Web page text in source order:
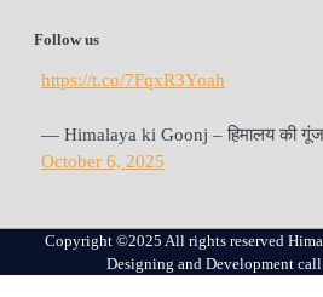
Follow us
https://t.co/7FqxR3Yoah
— Himalaya ki Goonj – हिमालय की
October 6, 2025
Copyright ©2025 All rights reserved
Designing and Development